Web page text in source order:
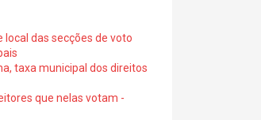
das secções de voto
taxa municipal dos direitos
que nelas votam -